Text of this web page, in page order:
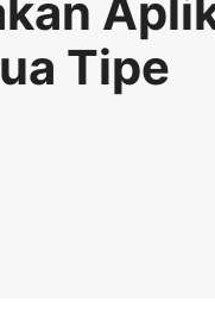
Tipe